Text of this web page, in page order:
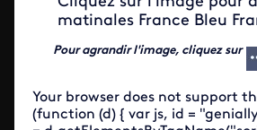
matinales France Bleu
Pour agrandir l'image, cliquez sur
Your browser does not support
(function (d) { var js, id =